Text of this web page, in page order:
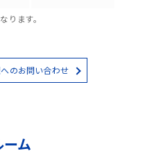
ります。
のお問い合わせ
ム